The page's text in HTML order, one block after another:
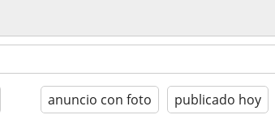
anuncio con foto publicado hoy